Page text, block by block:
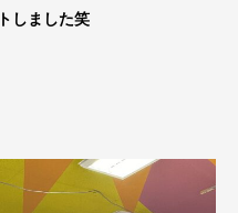
しました笑